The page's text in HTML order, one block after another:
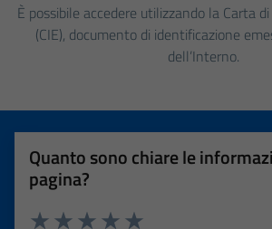
È possibile accedere utilizzando la Carta
(CIE), documento di identificazione
dell’Interno.
Quanto sono chiare le
pagina?